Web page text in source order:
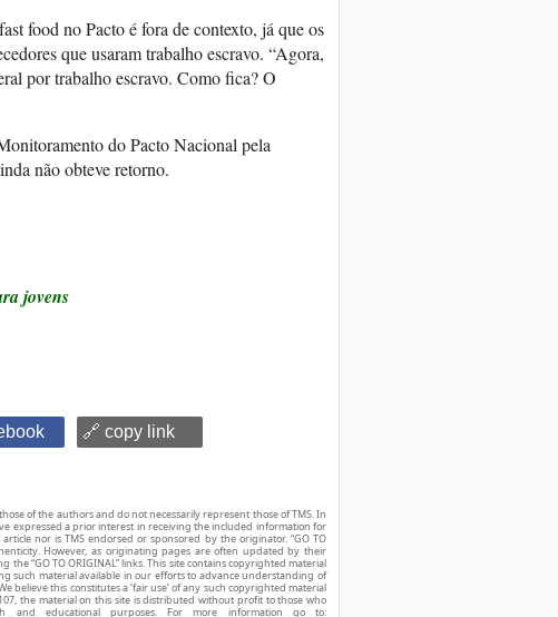
food no Pacto é fora de contexto, já que os
que usaram trabalho escravo. “Agora,
por trabalho escravo. Como fica? O
do Pacto Nacional pela
não obteve retorno.
jovens
🔗 copy link
of the authors and do not necessarily represent those of TMS. In
expressed a prior interest in receiving the included information for
nor is TMS endorsed or sponsored by the originator. “GO TO
However, as originating pages are often updated by their
“GO TO ORIGINAL” links. This site contains copyrighted material
such material available in our efforts to advance understanding of
believe this constitutes a ‘fair use’ of any such copyrighted material
the material on this site is distributed without profit to those who
educational purposes. For more information go to: